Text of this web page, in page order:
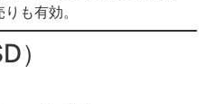
も有効。
）